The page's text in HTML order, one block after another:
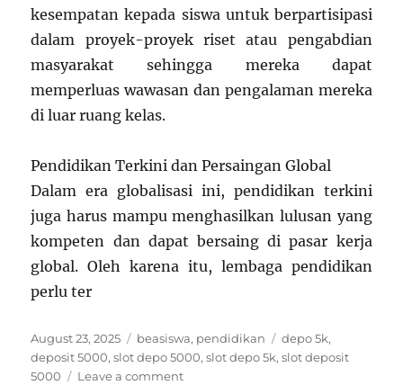
kesempatan kepada siswa untuk berpartisipasi
dalam proyek-proyek riset atau pengabdian
masyarakat sehingga mereka dapat
memperluas wawasan dan pengalaman mereka
di luar ruang kelas.
Pendidikan Terkini dan Persaingan Global
Dalam era globalisasi ini, pendidikan terkini
juga harus mampu menghasilkan lulusan yang
kompeten dan dapat bersaing di pasar kerja
global. Oleh karena itu, lembaga pendidikan
perlu ter
Posted
on
August 23, 2025 Categories
beasiswa, pendidikan Tags
depo 5k,
deposit 5000,slot depo 5000,slot depo 5k,slot deposit
5000
Leave a commenton